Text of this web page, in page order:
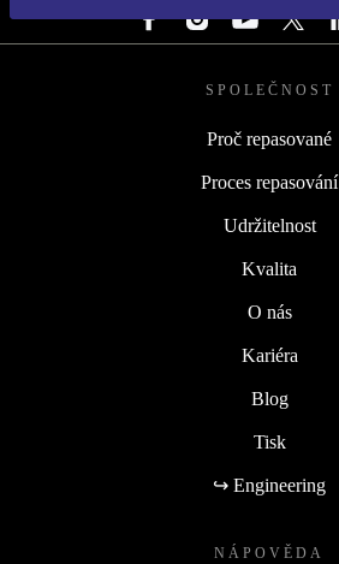
SPOLEČNOST
Proč repasované
Proces repasování
Udržitelnost
Kvalita
O nás
Kariéra
Blog
Tisk
↪ Engineering
NÁPOVĚDA